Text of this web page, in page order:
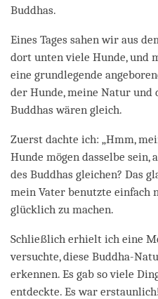
Buddhas.
Eines Tages sahen wir aus
dort unten viele Hunde, und
eine grundlegende
der Hunde, meine Natur und
Buddhas wären gleich.
Zuerst dachte ich: „Hmm,
Hunde mögen dasselbe
des Buddhas gleichen? Das
mein Vater benutzte einfach
glücklich zu machen.
Schließlich erhielt ich eine
versuchte, diese Buddha-
erkennen. Es gab so viele
entdeckte. Es war